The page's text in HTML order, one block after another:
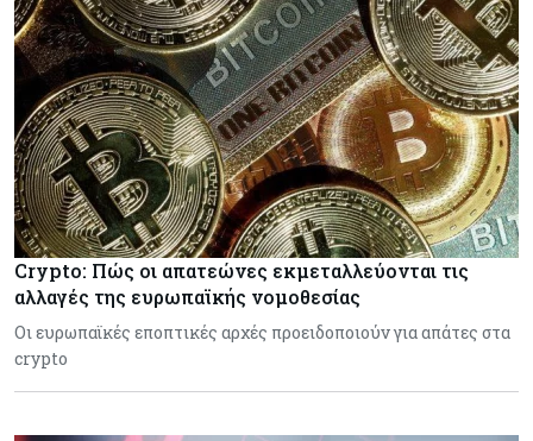
Crypto: Πώς οι απατεώνες εκμεταλλεύονται τις
αλλαγές της ευρωπαϊκής νομοθεσίας
Οι ευρωπαϊκές εποπτικές αρχές προειδοποιούν για απάτες στα
crypto